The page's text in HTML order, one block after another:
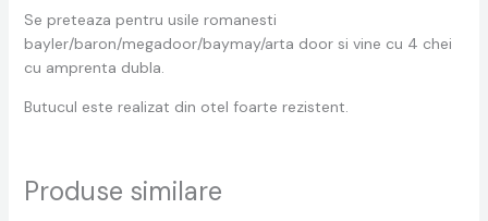
Se preteaza pentru usile romanesti
bayler/baron/megadoor/baymay/arta door si vine cu 4 chei
cu amprenta dubla.
Butucul este realizat din otel foarte rezistent.
Produse similare